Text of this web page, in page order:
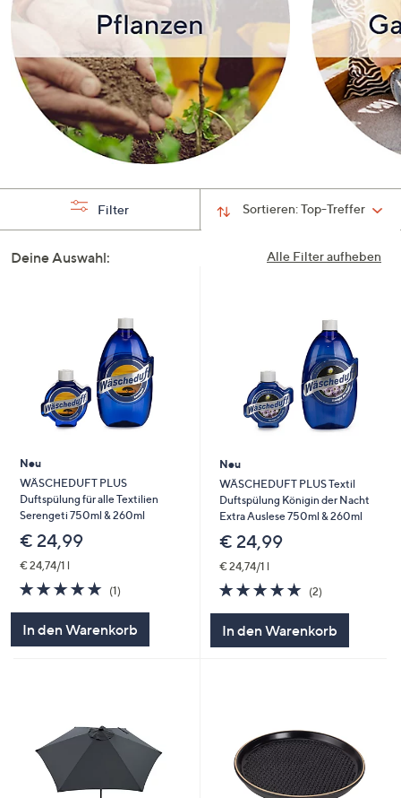
Sortieren:Top-Treffer
Filter
Alle Filter aufheben
Deine Auswahl:
Neu
WÄSCHEDUFT PLUS
Duftspülung für alle Textilien
Serengeti 750ml & 260ml
€ 24,99
€ 24,74/1 l
5.0
von
(1)1
In den Warenkorb
Neu
WÄSCHEDUFT PLUS Textil
Duftspülung Königin der Nacht
Extra Auslese 750ml & 260ml
€ 24,99
€ 24,74/1 l
5.0
von
(2)
In den Warenkorb